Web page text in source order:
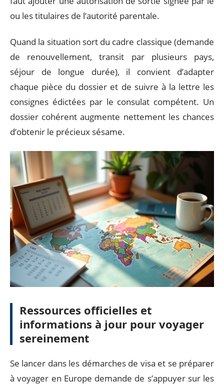
ou les titulaires de l’autorité parentale.
Quand la situation sort du cadre classique (demande
de renouvellement, transit par plusieurs pays,
séjour de longue durée), il convient d’adapter
chaque pièce du dossier et de suivre à la lettre les
consignes édictées par le consulat compétent. Un
dossier cohérent augmente nettement les chances
d’obtenir le précieux sésame.
Ressources officielles et
informations à jour pour voyager
sereinement
Se lancer dans les démarches de visa et se préparer
à voyager en Europe demande de s’appuyer sur les